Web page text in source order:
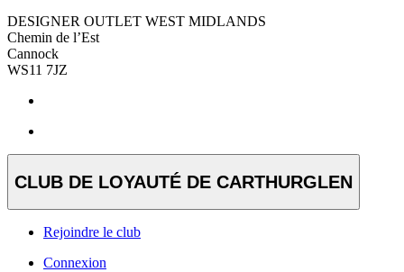
DESIGNER OUTLET WEST MIDLANDS
Chemin de l’Est
Cannock
WS11 7JZ
CLUB DE LOYAUTÉ DE CARTHURGLEN
Rejoindre le club
Connexion